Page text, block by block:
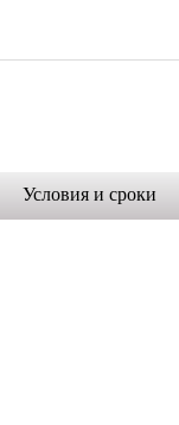
Условия и сроки